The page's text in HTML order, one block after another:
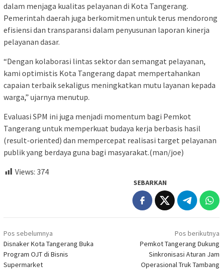
dalam menjaga kualitas pelayanan di Kota Tangerang.
Pemerintah daerah juga berkomitmen untuk terus mendorong
efisiensi dan transparansi dalam penyusunan laporan kinerja
pelayanan dasar.
“Dengan kolaborasi lintas sektor dan semangat pelayanan,
kami optimistis Kota Tangerang dapat mempertahankan
capaian terbaik sekaligus meningkatkan mutu layanan kepada
warga,” ujarnya menutup.
Evaluasi SPM ini juga menjadi momentum bagi Pemkot
Tangerang untuk memperkuat budaya kerja berbasis hasil
(result-oriented) dan mempercepat realisasi target pelayanan
publik yang berdaya guna bagi masyarakat.(man/joe)
Views: 374
SEBARKAN
Navigasi
pos
Pos sebelumnya
Disnaker Kota Tangerang Buka
Program OJT di Bisnis
Supermarket
Pos berikutnya
Pemkot Tangerang Dukung
Sinkronisasi Aturan Jam
Operasional Truk Tambang